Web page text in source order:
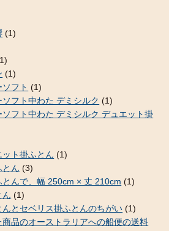
(1)
(1)
フト (1)
フト中わた デミシルク (1)
フト中わた デミシルク デュエット掛
ト掛ふとん (1)
とん (3)
とんで、幅 250cm × 丈 210cm (1)
ん (1)
とセベリス掛ふとんのちがい (1)
品のオーストラリアへの船便の送料